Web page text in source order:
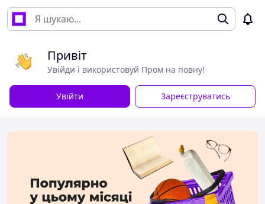
Привіт
Увійди і використовуй Пром на повну!
Увійти Зареєструватись